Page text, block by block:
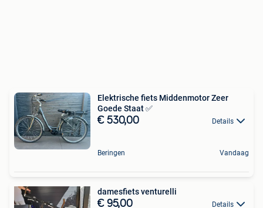
Elektrische fiets Middenmotor Zeer
Goede Staat ✅
€ 530,00 Details
Beringen Vandaag
damesfiets venturelli
€ 95,00 Details